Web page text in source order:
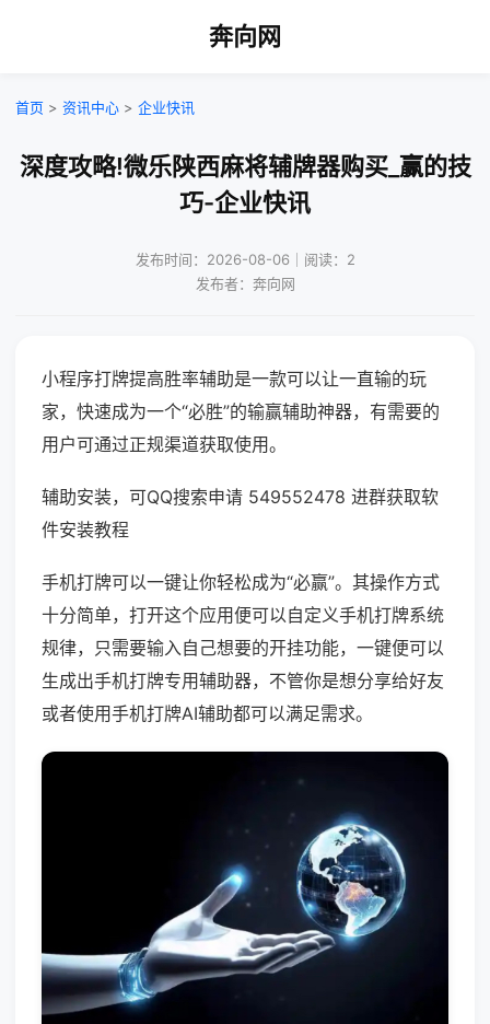
奔向网
首页 > 资讯中心 > 企业快讯
深度攻略!微乐陕西麻将辅牌器购买_赢的技
巧-企业快讯
发布时间：2026-08-06｜阅读：2
发布者：奔向网
小程序打牌提高胜率辅助是一款可以让一直输的玩
家，快速成为一个“必胜”的输赢辅助神器，有需要的
用户可通过正规渠道获取使用。
辅助安装，可QQ搜索申请 549552478 进群获取软
件安装教程
手机打牌可以一键让你轻松成为“必赢”。其操作方式
十分简单，打开这个应用便可以自定义手机打牌系统
规律，只需要输入自己想要的开挂功能，一键便可以
生成出手机打牌专用辅助器，不管你是想分享给好友
或者使用手机打牌AI辅助都可以满足需求。